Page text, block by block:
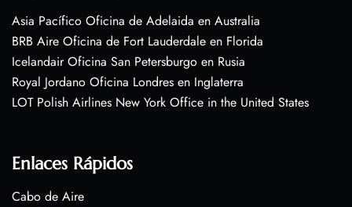
Asia Pacífico Oficina de Adelaida en Australia
BRB Aire Oficina de Fort Lauderdale en Florida
Icelandair Oficina San Petersburgo en Rusia
Royal Jordano Oficina Londres en Inglaterra
LOT Polish Airlines New York Office in the United States
Enlaces Rápidos
Cabo de Aire